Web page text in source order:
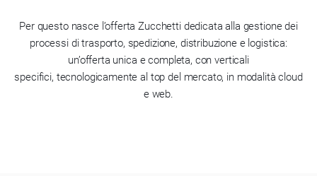
Per questo nasce l’offerta Zucchetti dedicata alla gestione dei
processi di trasporto, spedizione, distribuzione e logistica:
un’offerta unica e completa, con verticali
specifici, tecnologicamente al top del mercato, in modalità cloud
e web.